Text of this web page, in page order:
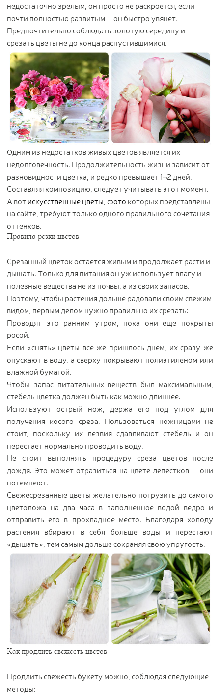
Прайс-листы и каталоги
О Treez
Доставка и оплата
Вопросы и ответы
Контакты
Новости
Статьи
СМИ о нас
недостаточно зрелым, он просто не раскроется, если
почти полностью развитым – он быстро увянет.
Предпочтительно соблюдать золотую середину и
срезать цветы не до конца распустившимися.
Одним из недостатков живых цветов является их
недолговечность. Продолжительность жизни зависит от
разновидности цветка, и редко превышает 1¬2 дней.
Составляя композицию, следует учитывать этот момент.
А вотискусственные цветы, фото которых представлены
на сайте, требуют только одного правильного сочетания
оттенков.
Правила резки цветов
Срезанный цветок остается живым и продолжает расти и
дышать. Только для питания он уж использует влагу и
полезные вещества не из почвы, а из своих запасов.
Поэтому, чтобы растения дольше радовали своим свежим
видом, первым делом нужно правильно их срезать:
Проводят это ранним утром, пока они еще покрыты
росой.
Если «снять» цветы все же пришлось днем, их сразу же
опускают в воду, а сверху покрывают полиэтиленом или
влажной бумагой.
Чтобы запас питательных веществ был максимальным,
стебель цветка должен быть как можно длиннее.
Используют острый нож, держа его под углом для
получения косого среза. Пользоваться ножницами не
стоит, поскольку их лезвия сдавливают стебель и он
перестает нормально проводить воду.
Не стоит выполнять процедуру среза цветов после
дождя. Это может отразиться на цвете лепестков – они
потемнеют.
Свежесрезанные цветы желательно погрузить до самого
цветоложа на два часа в заполненное водой ведро и
отправить его в прохладное место. Благодаря холоду
растения вбирают в себя больше воды и перестают
«дышать», тем самым дольше сохраняя свою упругость.
Как продлить свежесть цветов
Продлить свежесть букету можно, соблюдая следующие
методы: